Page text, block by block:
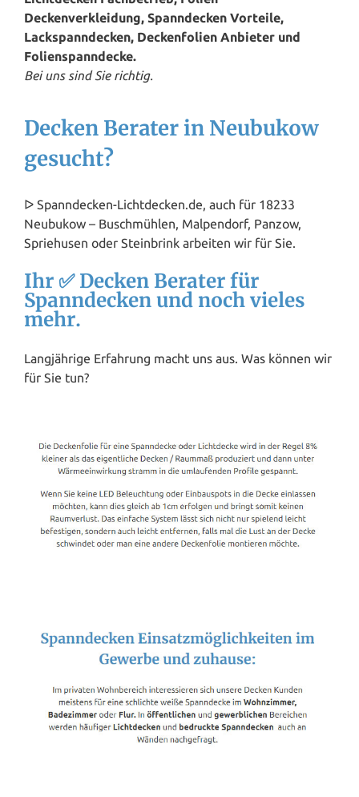
Deckenverkleidung, Spanndecken Vorteile,
Lackspanndecken, Deckenfolien Anbieter und
Folienspanndecke.
Bei uns sind Sie richtig.
Decken Berater in Neubukow
gesucht?
ᐅ Spanndecken-Lichtdecken.de, auch für 18233
Neubukow – Buschmühlen, Malpendorf, Panzow,
Spriehusen oder Steinbrink arbeiten wir für Sie.
Ihr ✅ Decken Berater für
Spanndecken und noch vieles
mehr.
Langjährige Erfahrung macht uns aus. Was können wir
für Sie tun?